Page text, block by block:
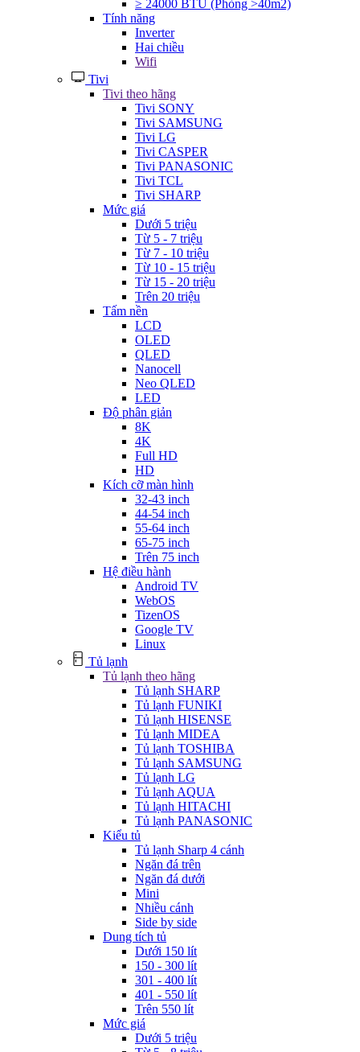
≥ 24000 BTU (Phòng >40m2)
Tính năng
Inverter
Hai chiều
Wifi
Tivi
Tivi theo hãng
Tivi SONY
Tivi SAMSUNG
Tivi LG
Tivi CASPER
Tivi PANASONIC
Tivi TCL
Tivi SHARP
Mức giá
Dưới 5 triệu
Từ 5 - 7 triệu
Từ 7 - 10 triệu
Từ 10 - 15 triệu
Từ 15 - 20 triệu
Trên 20 triệu
Tấm nền
LCD
OLED
QLED
Nanocell
Neo QLED
LED
Độ phân giản
8K
4K
Full HD
HD
Kích cỡ màn hình
32-43 inch
44-54 inch
55-64 inch
65-75 inch
Trên 75 inch
Hệ điều hành
Android TV
WebOS
TizenOS
Google TV
Linux
Tủ lạnh
Tủ lạnh theo hãng
Tủ lạnh SHARP
Tủ lạnh FUNIKI
Tủ lạnh HISENSE
Tủ lạnh MIDEA
Tủ lạnh TOSHIBA
Tủ lạnh SAMSUNG
Tủ lạnh LG
Tủ lạnh AQUA
Tủ lạnh HITACHI
Tủ lạnh PANASONIC
Kiểu tủ
Tủ lạnh Sharp 4 cánh
Ngăn đá trên
Ngăn đá dưới
Mini
Nhiều cánh
Side by side
Dung tích tủ
Dưới 150 lít
150 - 300 lít
301 - 400 lít
401 - 550 lít
Trên 550 lít
Mức giá
Dưới 5 triệu